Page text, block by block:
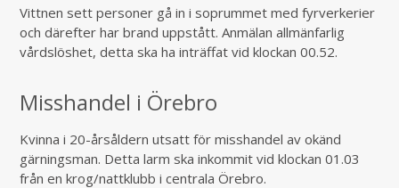
Vittnen sett personer gå in i soprummet med fyrverkerier
och därefter har brand uppstått. Anmälan allmänfarlig
vårdslöshet, detta ska ha inträffat vid klockan 00.52.
Misshandel i Örebro
Kvinna i 20-årsåldern utsatt för misshandel av okänd
gärningsman. Detta larm ska inkommit vid klockan 01.03
från en krog/nattklubb i centrala Örebro.